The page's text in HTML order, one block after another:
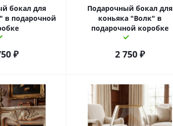
бокал для
в подарочной
₽
Подарочный бокал для
коньяка "Волк" в
подарочной коробке
2 750₽